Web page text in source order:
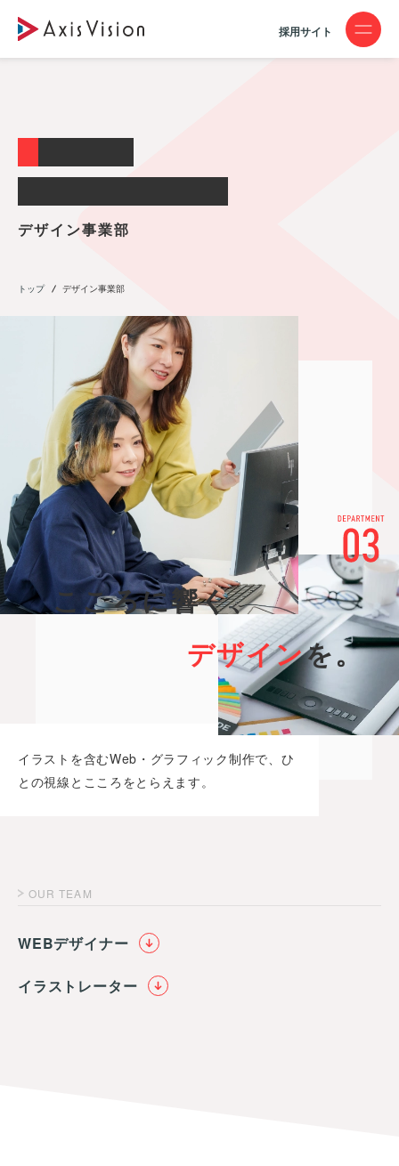
採用サイト
DESIGN
DEPARTMENT
デザイ ン事業部
トップ デザイン事業部
こ ころに響く、
デザインを。
イラストを含むWeb・グラフィック制作で、 ひ
との視線とこころをとらえます。
OUR TEAM
WEBデザイナー
イラストレーター